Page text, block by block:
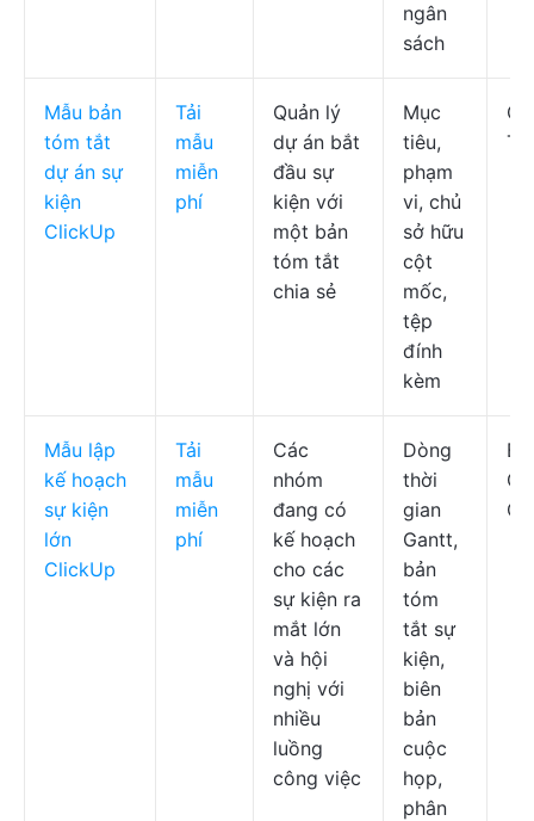
ngân
sách
Mẫu bản
tóm tắt
dự án sự
kiện
ClickUp
Tải
mẫu
miễn
phí
Quản lý
dự án bắt
đầu sự
kiện với
một bản
tóm tắt
chia sẻ
Mục
tiêu,
phạm
vi, chủ
sở hữu
cột
mốc,
tệp
đính
kèm
Mẫu lập
kế hoạch
sự kiện
lớn
ClickUp
Tải
mẫu
miễn
phí
Các
nhóm
đang có
kế hoạch
cho các
sự kiện ra
mắt lớn
và hội
nghị với
nhiều
luồng
công việc
Dòng
thời
gian
Gantt,
bản
tóm
tắt sự
kiện,
biên
bản
cuộc
họp,
phân